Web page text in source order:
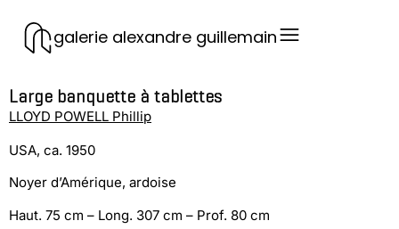
galerie alexandre guillemain
Large banquette à tablettes
LLOYD POWELL Phillip
USA, ca. 1950
Noyer d’Amérique, ardoise
Haut. 75 cm – Long. 307 cm – Prof. 80 cm